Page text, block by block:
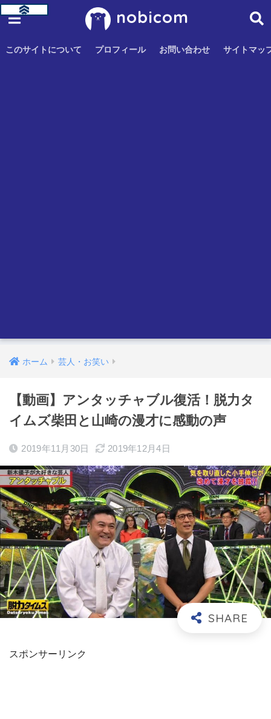
nobicom
このサイトについて プロフィール お問い合わせ サイトマッ
ホーム 芸人・お笑い
【動画】アンタッチャブル復活！脱力タ
イムズ柴田と山崎の漫才に感動の声
2019年11月30日 2019年12月4日
スポンサーリンク